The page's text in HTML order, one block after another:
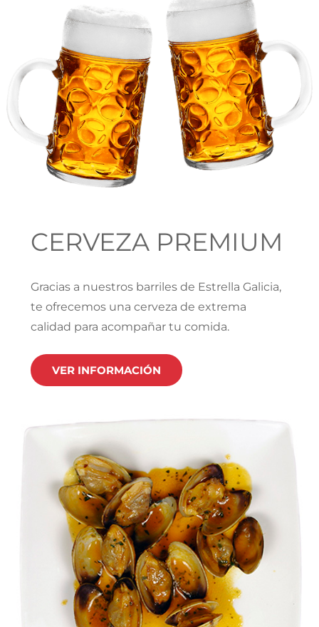
CERVEZA PREMIUM
Gracias a nuestros barriles de Estrella Galicia,
te ofrecemos una cerveza de extrema
calidad para acompañar tu comida.
VER INFORMACIÓN